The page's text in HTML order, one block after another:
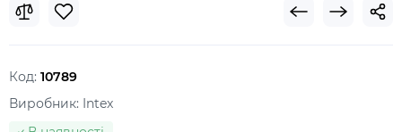
Код: 10789
Виробник: Intex